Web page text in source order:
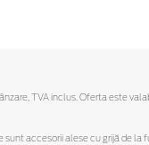
TVA inclus. Oferta este
accesorii alese cu grijă de la